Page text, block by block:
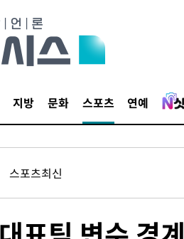
지방 문화 스포츠 연예
스포츠최신